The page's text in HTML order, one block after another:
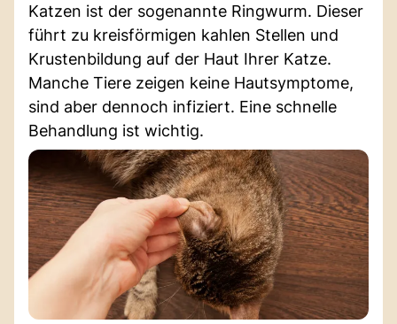
Katzen ist der sogenannte Ringwurm. Dieser
führt zu kreisförmigen kahlen Stellen und
Krustenbildung auf der Haut Ihrer Katze.
Manche Tiere zeigen keine Hautsymptome,
sind aber dennoch infiziert. Eine schnelle
Behandlung ist wichtig.